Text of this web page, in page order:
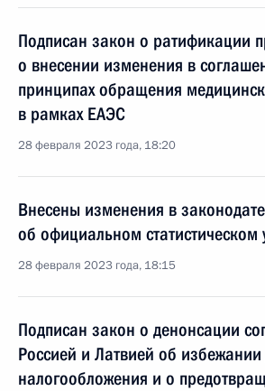
Подписан закон о ратификации
о внесении изменения в
принципах обращения
в рамках ЕАЭС
28 февраля 2023 года, 18:20
Внесены изменения в
об официальном статистическом
28 февраля 2023 года, 18:15
Подписан закон о денонсации
Россией и Латвией об избежании
налогообложения и о